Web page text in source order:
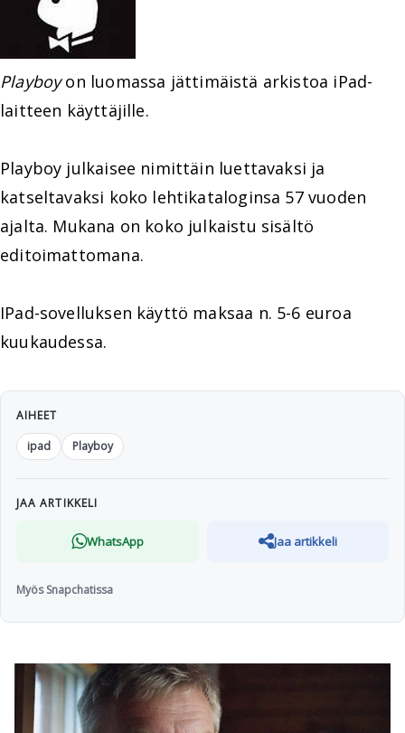
Playboyon luomassa jättimäistä arkistoa iPad-
laitteen käyttäjille.
Playboy julkaisee nimittäin luettavaksi ja
katseltavaksi koko lehtikataloginsa 57 vuoden
ajalta. Mukana on koko julkaistu sisältö
editoimattomana.
IPad-sovelluksen käyttö maksaa n. 5-6 euroa
kuukaudessa.
AIHEET
ipad
Playboy
JAA ARTIKKELI
WhatsApp Jaa artikkeli
Myös Snapchatissa